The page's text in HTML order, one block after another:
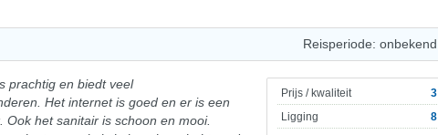
Reisperiode: onbekend
Prijs / kwaliteit
3
Ligging
8
prachtig en biedt veel
Het internet is goed en er is een
het sanitair is schoon en mooi.